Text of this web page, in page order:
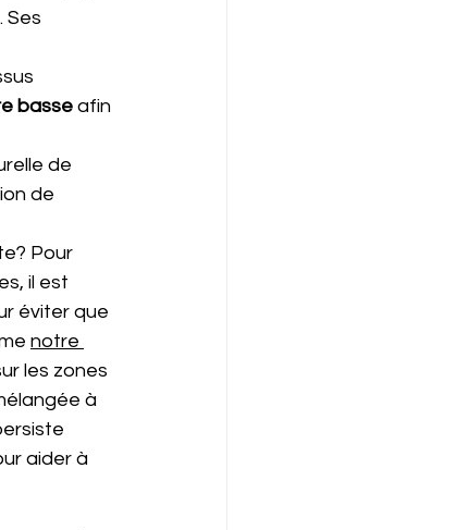
Ses
basse afin
de
de
Pour
il est
éviter que
notre
les zones
à
aider à